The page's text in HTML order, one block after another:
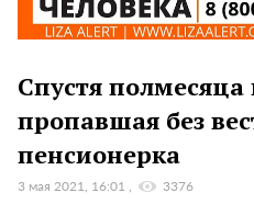
Спустя
пропавшая без
пенсионерка
3 мая 2021, 16:01 3376